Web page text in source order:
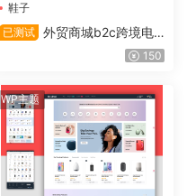
鞋子
已测试 外贸商城b2c跨境电
商网站皮鞋男鞋类多语言外贸
150
WP主题